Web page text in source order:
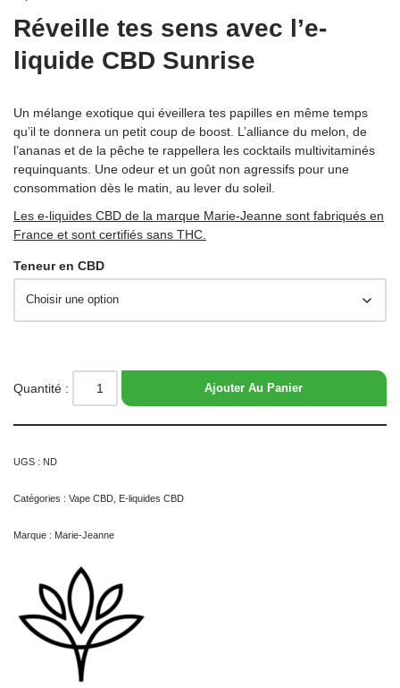
Réveille tes sens avec l’e-
liquide CBD Sunrise
Un mélange exotique qui éveillera tes papilles en même temps
qu’il te donnera un petit coup de boost. L’alliance du melon, de
l’ananas et de la pêche te rappellera les cocktails multivitaminés
requinquants. Une odeur et un goût non agressifs pour une
consommation dès le matin, au lever du soleil.
Les e-liquides CBD de la marque Marie-Jeanne sont fabriqués en
France et sont certifiés sans THC.
Teneur en CBD
Quantité : Ajouter Au Panier
UGS : ND
Catégories : Vape CBD E-liquides CBD
Marque : Marie-Jeanne